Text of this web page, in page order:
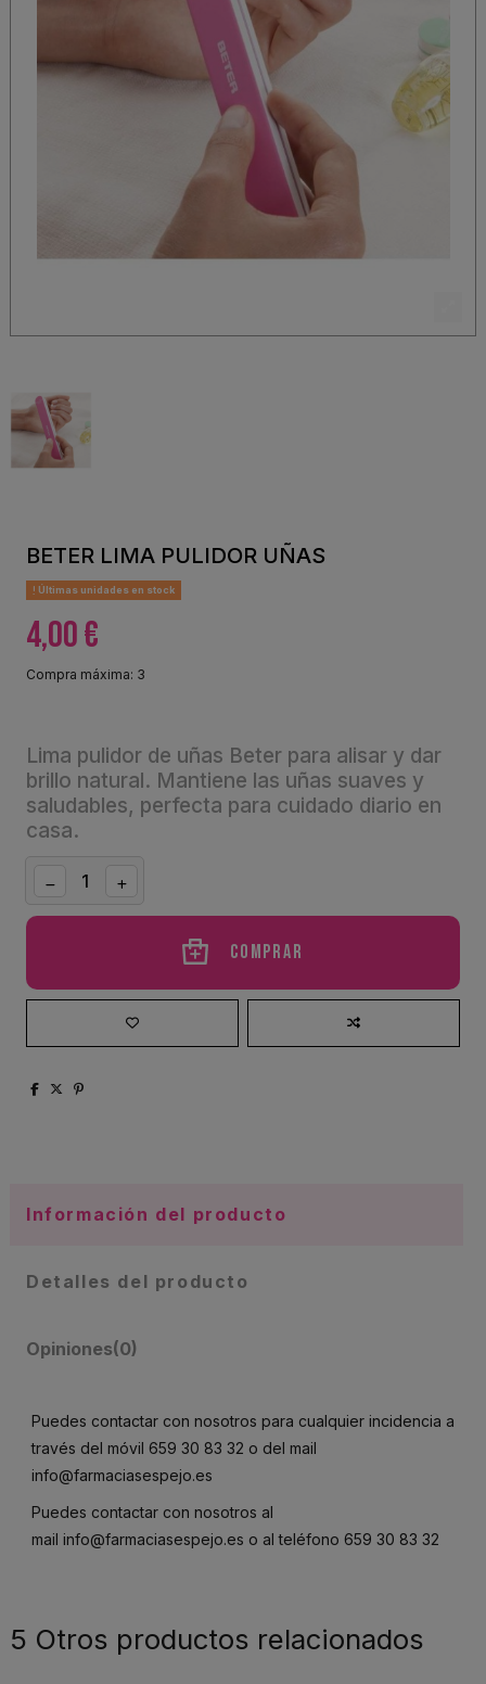
BETER LIMA PULIDOR UÑAS
Últimas unidades en stock
4,00 €
Compra máxima: 3
Lima pulidor de uñas Beter para alisar y dar
brillo natural. Mantiene las uñas suaves y
saludables, perfecta para cuidado diario en
casa.
Comprar
Información del producto
Detalles del producto
Opiniones(0)
Puedes contactar con nosotros para cualquier incidencia a
través del móvil 659 30 83 32 o del mail
info@farmaciasespejo.es
Puedes contactar con nosotros al
mail info@farmaciasespejo.es o al teléfono 659 30 83 32
5 Otros productos relacionados